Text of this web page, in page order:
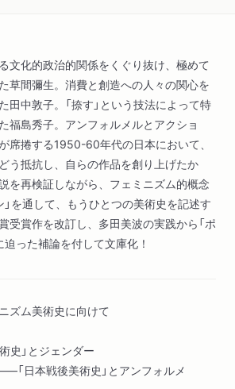
文化的政治的関係をくぐり抜け、極めて
草間彌生。消費と創造への人々の関心を
田中敦子。「捺す」という技法によって特
福島秀子。アンフォルメルとアクショ
席捲する1950-60年代の日本において、
う抵抗し、自らの作品を創り上げたか
再検証しながら、フェミニズム的概念
」を通して、もうひとつの美術史を記述す
受賞作を改訂し、多田美波の実践から「ポ
迫った補論を付して文庫化！
ム美術史に向けて
史」とジェンダー
「日本戦後美術史」とアンフォルメ